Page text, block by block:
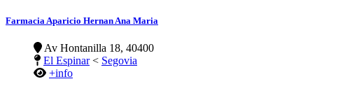
Farmacia Aparicio Hernan Ana Maria
Av Hontanilla 18, 40400
El Espinar< Segovia
+info